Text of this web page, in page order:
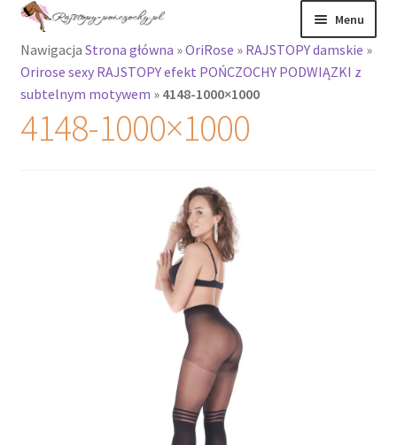
Przejdź
nawigacji
Przejdź
treści
Menu
Rajstopy
Rozwiń
menu
potomne
Nawigacja Strona główna »OriRose » RAJSTOPY damskie »
Orirose sexy RAJSTOPY efekt POŃCZOCHY PODWIĄZKI z
subtelnym motywem » 4148-1000×1000
4148-1000×1000